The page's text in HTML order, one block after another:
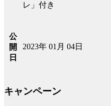
レ」付き
公
開
日
2023年 01月 04日
キャンペーン